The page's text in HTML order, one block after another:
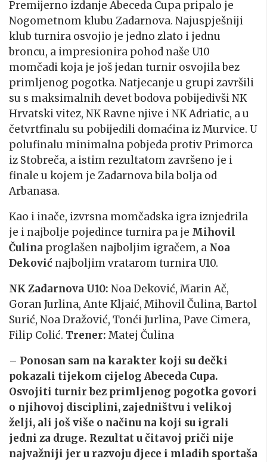
Premijerno izdanje Abeceda Cupa pripalo je
Nogometnom klubu Zadarnova. Najuspješniji
klub turnira osvojio je jedno zlato i jednu
broncu, a impresionira pohod naše U10
momčadi koja je još jedan turnir osvojila bez
primljenog pogotka. Natjecanje u grupi završili
su s maksimalnih devet bodova pobijedivši NK
Hrvatski vitez, NK Ravne njive i NK Adriatic, a u
četvrtfinalu su pobijedili domaćina iz Murvice. U
polufinalu minimalna pobjeda protiv Primorca
iz Stobreča, a istim rezultatom završeno je i
finale u kojem je Zadarnova bila bolja od
Arbanasa.
Kao i inače, izvrsna momčadska igra iznjedrila
je i najbolje pojedince turnira pa je Mihovil
Čulina proglašen najboljim igračem, a Noa
Deković najboljim vratarom turnira U10.
NK Zadarnova U10: Noa Deković, Marin Ač,
Goran Jurlina, Ante Kljaić, Mihovil Čulina, Bartol
Surić, Noa Dražović, Tonći Jurlina, Pave Cimera,
Filip Colić. Trener: Matej Čulina
– Ponosan sam na karakter koji su dečki
pokazali tijekom cijelog Abeceda Cupa.
Osvojiti turnir bez primljenog pogotka govori
o njihovoj disciplini, zajedništvu i velikoj
želji, ali još više o načinu na koji su igrali
jedni za druge. Rezultat u čitavoj priči nije
najvažniji jer u razvoju djece i mladih sportaša